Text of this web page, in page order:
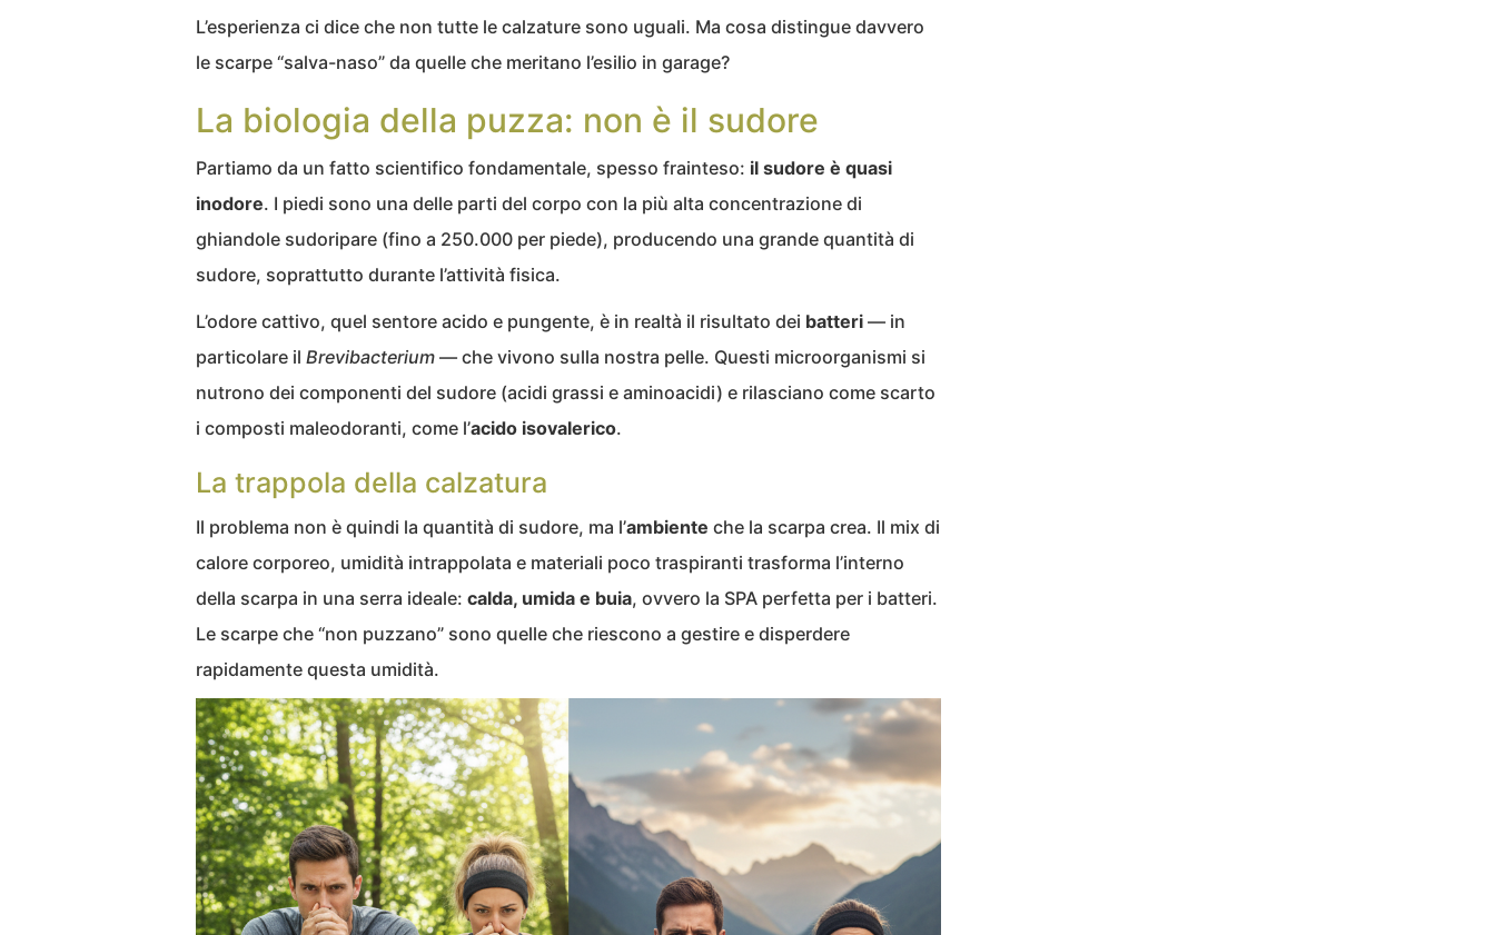
L’esperienza ci dice che non tutte le calzature sono uguali. Ma cosa distingue davvero
le scarpe “salva-naso” da quelle che meritano l’esilio in garage?
La biologia della puzza: non è il sudore
Partiamo da un fatto scientifico fondamentale, spesso frainteso: il sudore è quasi
inodore. I piedi sono una delle parti del corpo con la più alta concentrazione di
ghiandole sudoripare (fino a 250.000 per piede), producendo una grande quantità di
sudore, soprattutto durante l’attività fisica.
L’odore cattivo, quel sentore acido e pungente, è in realtà il risultato dei batteri — in
particolare il Brevibacterium — che vivono sulla nostra pelle. Questi microorganismi si
nutrono dei componenti del sudore (acidi grassi e aminoacidi) e rilasciano come scarto
i composti maleodoranti, come l’acido isovalerico.
La trappola della calzatura
Il problema non è quindi la quantità di sudore, ma l’ambiente che la scarpa crea. Il mix di
calore corporeo, umidità intrappolata e materiali poco traspiranti trasforma l’interno
della scarpa in una serra ideale: calda, umida e buia, ovvero la SPA perfetta per i batteri.
Le scarpe che “non puzzano” sono quelle che riescono a gestire e disperdere
rapidamente questa umidità.